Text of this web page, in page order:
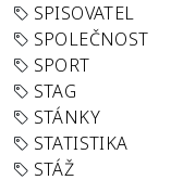
SPISOVATEL
SPOLEČNOST
SPORT
STAG
STÁNKY
STATISTIKA
STÁŽ